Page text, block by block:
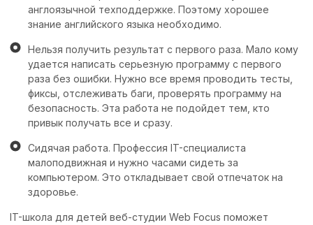
англоязычной техподдержке. Поэтому хорошее
знание английского языка необходимо.
Нельзя получить результат с первого раза. Мало кому
удается написать серьезную программу с первого
раза без ошибки. Нужно все время проводить тесты,
фиксы, отслеживать баги, проверять программу на
безопасность. Эта работа не подойдет тем, кто
привык получать все и сразу.
Сидячая работа. Профессия IT-специалиста
малоподвижная и нужно часами сидеть за
компьютером. Это откладывает свой отпечаток на
здоровье.
IT-школа для детей веб-студии Web Focus поможет